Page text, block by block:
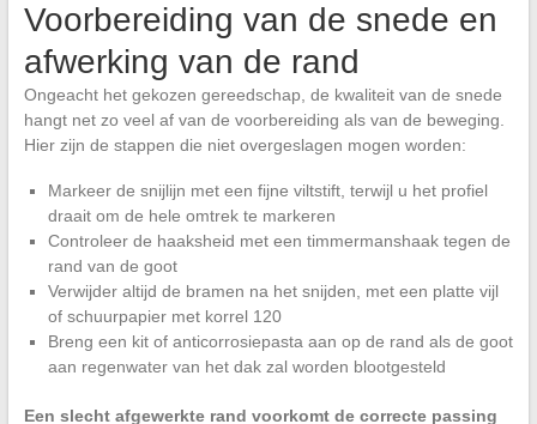
Voorbereiding van de snede en
afwerking van de rand
Ongeacht het gekozen gereedschap, de kwaliteit van de snede
hangt net zo veel af van de voorbereiding als van de beweging.
Hier zijn de stappen die niet overgeslagen mogen worden:
Markeer de snijlijn met een fijne viltstift, terwijl u het profiel
draait om de hele omtrek te markeren
Controleer de haaksheid met een timmermanshaak tegen de
rand van de goot
Verwijder altijd de bramen na het snijden, met een platte vijl
of schuurpapier met korrel 120
Breng een kit of anticorrosiepasta aan op de rand als de goot
aan regenwater van het dak zal worden blootgesteld
Een slecht afgewerkte rand voorkomt de correcte passing